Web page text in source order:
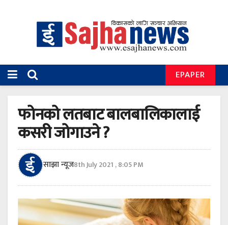
EPAPER
फोनको लतबाट बालबालिकालाई
कसरी जोगाउने ?
साझा न्यूज8th July 2021 , 8:05 PM